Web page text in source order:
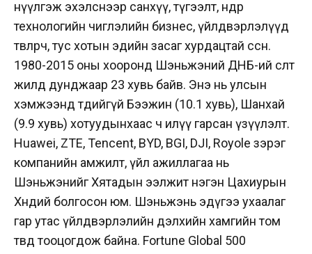
нүүлгэж эхэлснээр санхүү, түгээлт, өндөр
технологийн чиглэлийн бизнес, үйлдвэрлэлүүд
төвлөрч, тус хотын эдийн засаг хурдацтай өссөн.
1980-2015 оны хооронд Шэньжэний ДНБ-ий өсөлт
жилд дунджаар 23 хувь байв. Энэ нь улсын
хэмжээнд төдийгүй Бээжин (10.1 хувь), Шанхай
(9.9 хувь) хотуудынхаас ч илүү гарсан үзүүлэлт.
Huawei, ZTE, Tencent, BYD, BGI, DJI, Royole зэрэг
компанийн амжилт, үйл ажиллагаа нь
Шэньжэнийг Хятадын ээлжит нэгэн Цахиурын
Хөндий болгосон юм. Шэньжэнь эдүгээ ухаалаг
гар утас үйлдвэрлэлийн дэлхийн хамгийн том
төвд тооцогдож байна. Fortune Global 500